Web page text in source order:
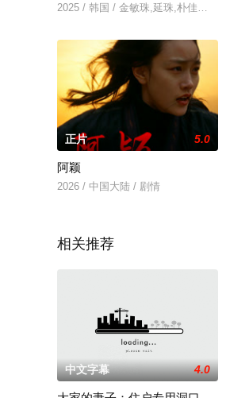
2025 / 韩国 / 金敏珠,延珠,朴佳仁,切
正片 5.0
阿颖
2026 / 中国大陆 / 剧情
相关推荐
中文字幕 4.0